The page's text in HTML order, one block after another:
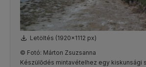
Letöltés (1920x1112 px)
© Fotó: Márton Zsuzsanna
Készülődés mintavételhez egy kiskunsági